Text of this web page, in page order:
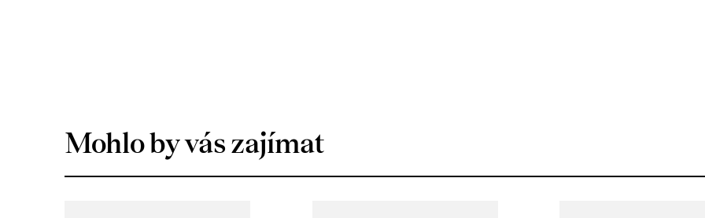
Mohlo by vás zajímat